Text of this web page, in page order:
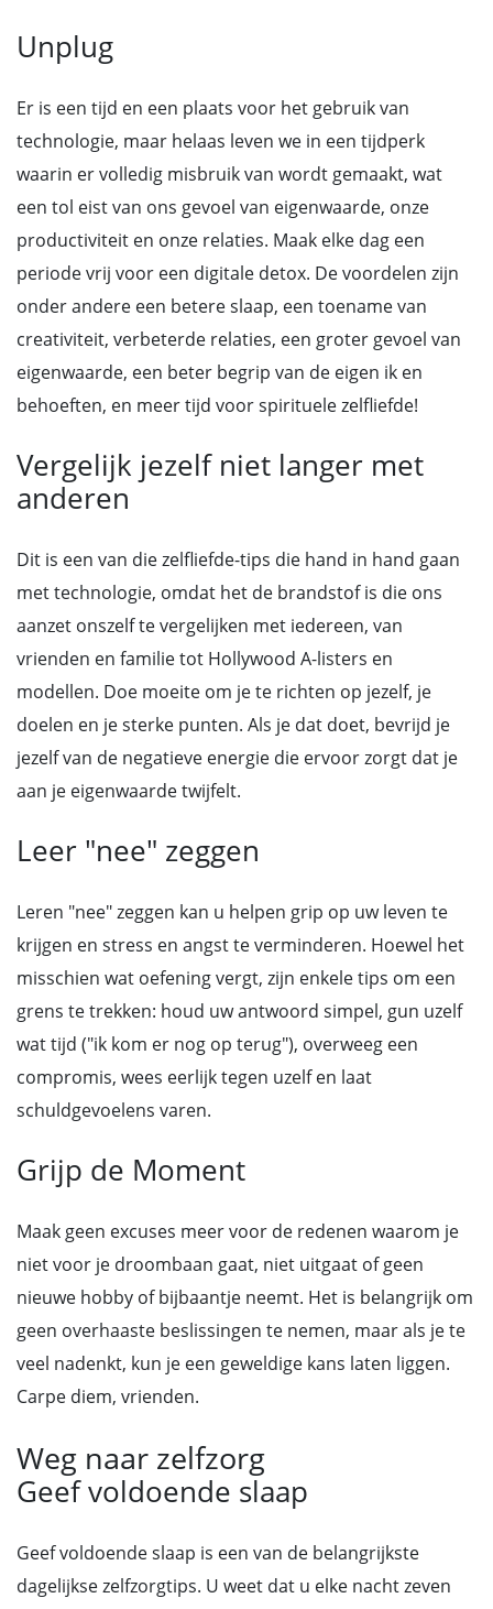
Unplug
Er is een tijd en een plaats voor het gebruik van
technologie, maar helaas leven we in een tijdperk
waarin er volledig misbruik van wordt gemaakt, wat
een tol eist van ons gevoel van eigenwaarde, onze
productiviteit en onze relaties. Maak elke dag een
periode vrij voor een digitale detox. De voordelen zijn
onder andere een betere slaap, een toename van
creativiteit, verbeterde relaties, een groter gevoel van
eigenwaarde, een beter begrip van de eigen ik en
behoeften, en meer tijd voor spirituele zelfliefde!
Vergelijk jezelf niet langer met
anderen
Dit is een van die zelfliefde-tips die hand in hand gaan
met technologie, omdat het de brandstof is die ons
aanzet onszelf te vergelijken met iedereen, van
vrienden en familie tot Hollywood A-listers en
modellen. Doe moeite om je te richten op jezelf, je
doelen en je sterke punten. Als je dat doet, bevrijd je
jezelf van de negatieve energie die ervoor zorgt dat je
aan je eigenwaarde twijfelt.
Leer "nee" zeggen
Leren "nee" zeggen kan u helpen grip op uw leven te
krijgen en stress en angst te verminderen. Hoewel het
misschien wat oefening vergt, zijn enkele tips om een
grens te trekken: houd uw antwoord simpel, gun uzelf
wat tijd ("ik kom er nog op terug"), overweeg een
compromis, wees eerlijk tegen uzelf en laat
schuldgevoelens varen.
Grijp de Moment
Maak geen excuses meer voor de redenen waarom je
niet voor je droombaan gaat, niet uitgaat of geen
nieuwe hobby of bijbaantje neemt. Het is belangrijk om
geen overhaaste beslissingen te nemen, maar als je te
veel nadenkt, kun je een geweldige kans laten liggen.
Carpe diem, vrienden.
Weg naar zelfzorg
Geef voldoende slaap
Geef voldoende slaap is een van de belangrijkste
dagelijkse zelfzorgtips. U weet dat u elke nacht zeven